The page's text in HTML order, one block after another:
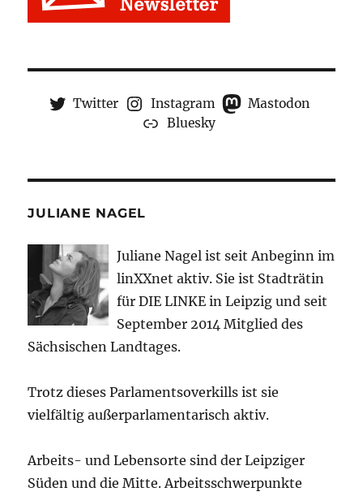
Twitter Instagram
Mastodon
Bluesky
JULIANE NAGEL
Juliane Nagel ist seit Anbeginn im
linXXnet aktiv. Sie ist Stadträtin
für DIE LINKE in Leipzig und seit
September 2014 Mitglied des
Sächsischen Landtages.
Trotz dieses Parlamentsoverkills ist sie
vielfältig außerparlamentarisch aktiv.
Arbeits- und Lebensorte sind der Leipziger
Süden und die Mitte. Arbeitsschwerpunkte